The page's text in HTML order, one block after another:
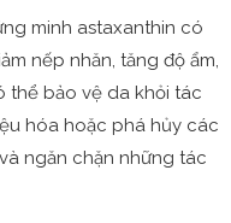
minh astaxanthin có
nếp nhăn, tăng độ ẩm,
thể bảo vệ da khỏi tác
hóa hoặc phá hủy các
ngăn chặn những tác